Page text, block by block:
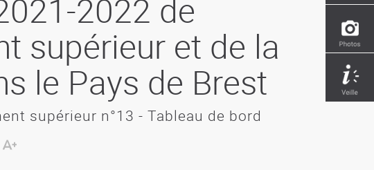
2022 de
supérieur et de la
le Pays de Brest
supérieur n°13 - Tableau de bord